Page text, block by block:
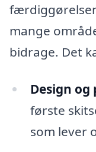
mange
bidrage. Det
Design
første
som lever